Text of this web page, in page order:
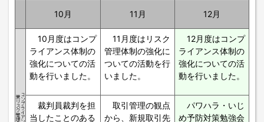
10月 11月 12月
10月度はコンプ
ライアンス体制の
強化についての活
動を行いました。
11月度はリスク
管理体制の強化に
ついての活動を行
いました。
12月度はコンプ
ライアンス体制の
強化についての活
動を行いました。
裁判員裁判を担
当したことのある
取引管理の観点
から、新規取引先
パワハラ・いじ
め予防対策勉強会